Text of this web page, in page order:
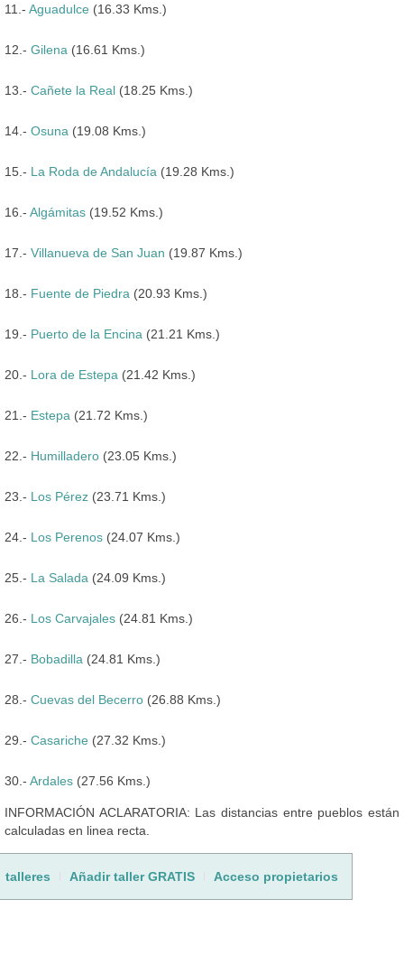
11.- Aguadulce (16.33 Kms.)
12.- Gilena (16.61 Kms.)
13.- Cañete la Real (18.25 Kms.)
14.- Osuna (19.08 Kms.)
15.- La Roda de Andalucía (19.28 Kms.)
16.- Algámitas (19.52 Kms.)
17.- Villanueva de San Juan (19.87 Kms.)
18.- Fuente de Piedra (20.93 Kms.)
19.- Puerto de la Encina (21.21 Kms.)
20.- Lora de Estepa (21.42 Kms.)
21.- Estepa (21.72 Kms.)
22.- Humilladero (23.05 Kms.)
23.- Los Pérez (23.71 Kms.)
24.- Los Perenos (24.07 Kms.)
25.- La Salada (24.09 Kms.)
26.- Los Carvajales (24.81 Kms.)
27.- Bobadilla (24.81 Kms.)
28.- Cuevas del Becerro (26.88 Kms.)
29.- Casariche (27.32 Kms.)
30.- Ardales (27.56 Kms.)
INFORMACIÓN ACLARATORIA: Las distancias entre pueblos están
calculadas en linea recta.
talleres Añadir taller GRATIS Acceso propietarios